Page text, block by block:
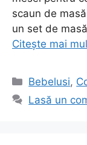
scaun de
un set de
Citește mai
Categorii
Bebelusi,
Lasă un